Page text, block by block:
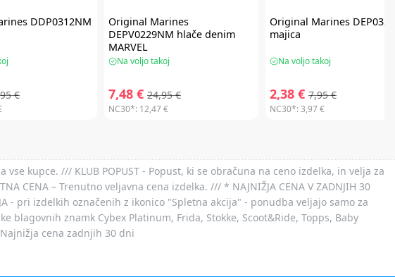
DDP0312NM
€
Original Marines
DEPV0229NM hlače denim
MARVEL
Na voljo takoj
7,48 € 24,95 €
NC30*: 12,47 €
Original Marines
majica
Na voljo takoj
2,38 € 7,95 €
NC30*:3,97 €
kupce. /// KLUB POPUST - Popust, ki se obračuna na ceno izdelka, in velja za
CENA – Trenutno veljavna cena izdelka. /// * NAJNIŽJA CENA V ZADNJIH 30
- pri izdelkih označenih z ikonico "Spletna akcija" - ponudba veljajo samo za
znamk Cybex Platinum, Frida, Stokke, Scoot&Ride, Topps, Baby
cena zadnjih 30 dni